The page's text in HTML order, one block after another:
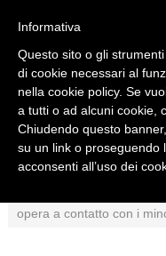
Sezione corrente
Tutto il
opera a contatto con i
Informativa
Questo sito o gli
di cookie necessari al
nella cookie policy. Se
a tutti o ad alcuni cookie,
Chiudendo questo
su un link o proseguendo
acconsenti all’uso dei